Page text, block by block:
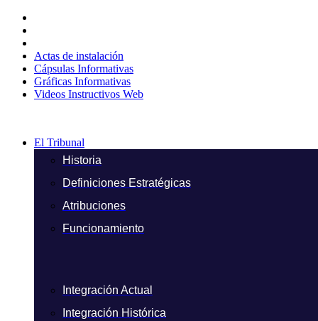
contenido
Actas de instalación
Cápsulas Informativas
Gráficas Informativas
Videos Instructivos Web
El Tribunal
Historia
Definiciones Estratégicas
Atribuciones
Funcionamiento
Integración Actual
Integración Histórica